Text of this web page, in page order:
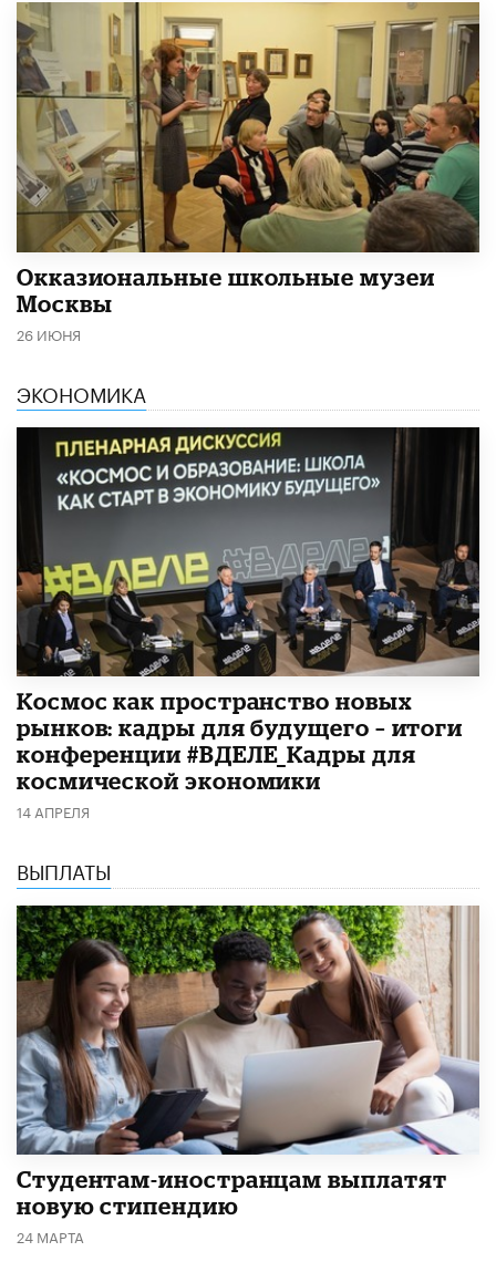
​Окказиональные школьные музеи
Москвы
26 ИЮНЯ
ЭКОНОМИКА
Космос как пространство новых
рынков: кадры для будущего – итоги
конференции #ВДЕЛЕ_Кадры для
космической экономики
14 АПРЕЛЯ
ВЫПЛАТЫ
Студентам-иностранцам выплатят
новую стипендию
24 МАРТА